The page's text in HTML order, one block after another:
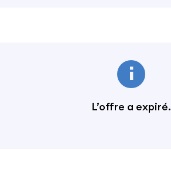
L’offre a expiré.